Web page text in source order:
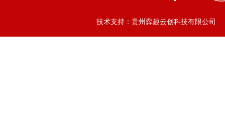
技术支持：贵州弈趣云创科技有限公司